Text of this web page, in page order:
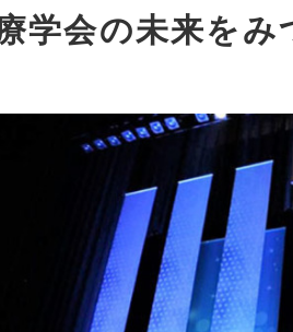
学会の未来をみ